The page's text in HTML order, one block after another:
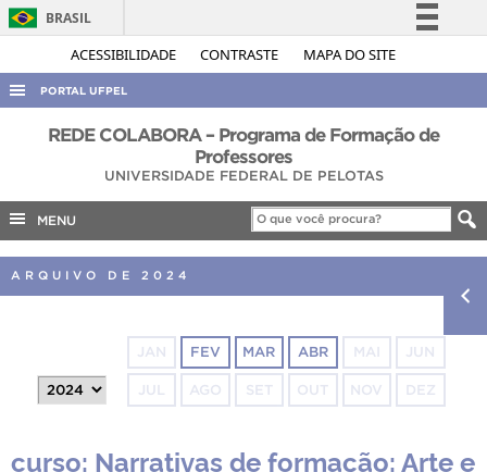
ACESSIBILIDADE CONTRASTE MAPA DO SITE
BRASIL
Simplifique!
Acesso à informação
Legislação
Canais
PORTAL UFPEL
ACESSO À INFORMAÇÃO
COBALTO
CONCURSOS
EDITAIS
PORTARIAS
REDE COLABORA – Programa de Formação de
Professores
UNIVERSIDADE FEDERAL DE PELOTAS
MENU
ARQUIVO DE 2024
JAN FEV MAR ABR MAI JUN
JUL AGO SET OUT NOV DEZ
curso: Narrativas de formação: Arte e